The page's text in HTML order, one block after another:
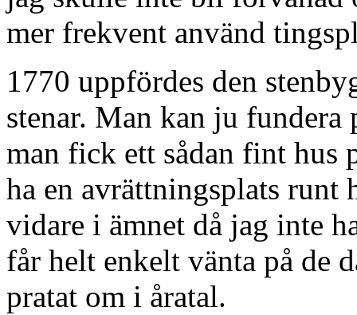
mer frekvent använd
1770 uppfördes den
stenar. Man kan ju fundera
man fick ett sådan fint hus
ha en avrättningsplats runt
vidare i ämnet då jag inte
får helt enkelt vänta på de
pratat om i åratal.